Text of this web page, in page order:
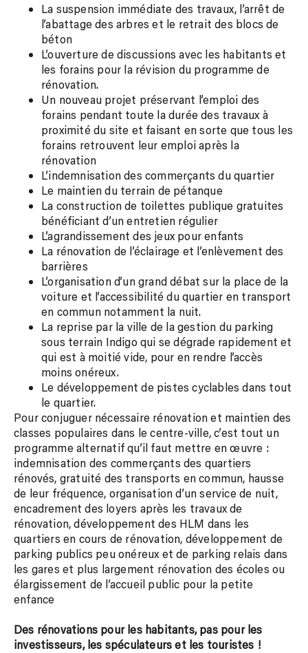
La suspension immédiate des travaux, l’arrêt de
l’abattage des arbres et le retrait des blocs de
béton
L’ouverture de discussions avec les habitants et
les forains pour la révision du programme de
rénovation.
Un nouveau projet préservant l’emploi des
forains pendant toute la durée des travaux à
proximité du site et faisant en sorte que tous les
forains retrouvent leur emploi après la
rénovation
L’indemnisation des commerçants du quartier
Le maintien du terrain de pétanque
La construction de toilettes publique gratuites
bénéficiant d’un entretien régulier
L’agrandissement des jeux pour enfants
La rénovation de l’éclairage et l’enlèvement des
barrières
L’organisation d’un grand débat sur la place de la
voiture et l’accessibilité du quartier en transport
en commun notamment la nuit.
La reprise par la ville de la gestion du parking
sous terrain Indigo qui se dégrade rapidement et
qui est à moitié vide, pour en rendre l’accès
moins onéreux.
Le développement de pistes cyclables dans tout
le quartier.
Pour conjuguer nécessaire rénovation et maintien des
classes populaires dans le centre-ville, c’est tout un
programme alternatif qu’il faut mettre en œuvre :
indemnisation des commerçants des quartiers
rénovés, gratuité des transports en commun, hausse
de leur fréquence, organisation d’un service de nuit,
encadrement des loyers après les travaux de
rénovation, développement des HLM dans les
quartiers en cours de rénovation, développement de
parking publics peu onéreux et de parking relais dans
les gares et plus largement rénovation des écoles ou
élargissement de l’accueil public pour la petite
enfance
Des rénovations pour les habitants, pas pour les
investisseurs, les spéculateurs et les touristes !